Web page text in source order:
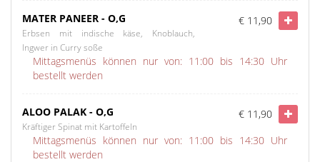
MATER PANEER - O,G
Erbsen mit indische käse, Knoblauch,
Ingwer in Curry soße
€ 11,90
Mittagsmenüs können nur von: 11:00 bis 14:30 Uhr
bestellt werden
ALOO PALAK - O,G
Kräftiger Spinat mit Kartoffeln
€ 11,90
Mittagsmenüs können nur von: 11:00 bis 14:30 Uhr
bestellt werden